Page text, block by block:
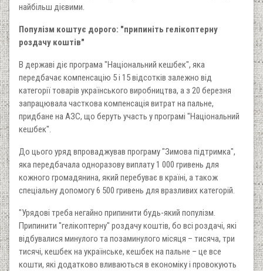
найбільш дієвими.
Популізм коштує дорого: "припиніть гелікоптерну
роздачу коштів"
В державі діє програма "Національний кешбек", яка
передбачає компенсацію 5 і 15 відсотків залежно від
категорії товарів українського виробництва, а з 20 березня
запрацювала часткова компенсація витрат на пальне,
придбане на АЗС, що беруть участь у програмі "Національний
кешбек".
До цього уряд впроваджував програму "Зимова підтримка",
яка передбачала одноразову виплату 1 000 гривень для
кожного громадянина, який перебуває в країні, а також
спеціальну допомогу 6 500 гривень для вразливих категорій.
"Урядові треба негайно припинити будь-який популізм.
Припинити "гелікоптерну" роздачу коштів, бо всі роздачі, які
відбувалися минулого та позаминулого місяця – тисяча, три
тисячі, кешбек на українське, кешбек на пальне – це все
кошти, які додатково вливаються в економіку і провокують